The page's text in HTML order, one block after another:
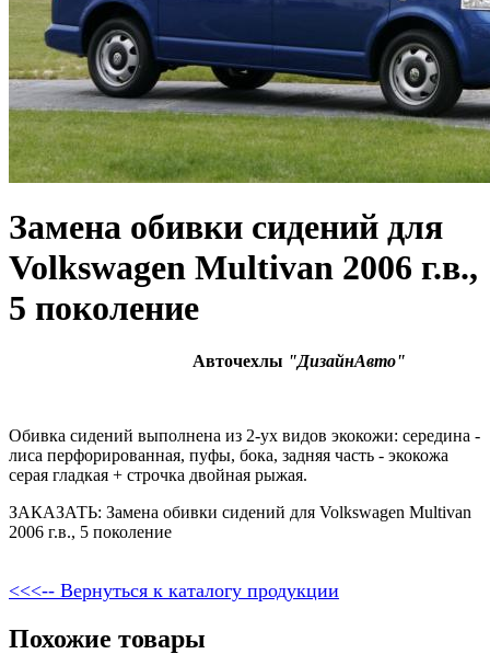
Замена обивки сидений для
Volkswagen Multivan 2006 г.в.,
5 поколение
Авточехлы "ДизайнАвто"
Обивка сидений выполнена из 2-ух видов экокожи: середина -
лиса перфорированная, пуфы, бока, задняя часть - экокожа
серая гладкая + строчка двойная рыжая.
ЗАКАЗАТЬ: Замена обивки сидений для Volkswagen Multivan
2006 г.в., 5 поколение
<<<-- Вернуться к каталогу продукции
Похожие товары